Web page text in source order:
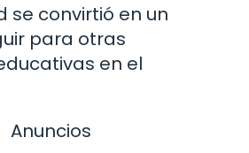
se convirtió en un
para otras
en el
Anuncios